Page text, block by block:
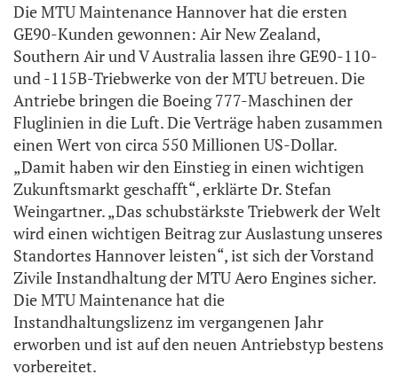
Die MTU Maintenance Hannover hat die ersten
GE90-Kunden gewonnen: Air New Zealand,
Southern Air und V Australia lassen ihre GE90-110-
und -115B-Triebwerke von der MTU betreuen. Die
Antriebe bringen die Boeing 777-Maschinen der
Fluglinien in die Luft. Die Verträge haben zusammen
einen Wert von circa 550 Millionen US-Dollar.
„Damit haben wir den Einstieg in einen wichtigen
Zukunftsmarkt geschafft“, erklärte Dr. Stefan
Weingartner. „Das schubstärkste Triebwerk der Welt
wird einen wichtigen Beitrag zur Auslastung unseres
Standortes Hannover leisten“, ist sich der Vorstand
Zivile Instandhaltung der MTU Aero Engines sicher.
Die MTU Maintenance hat die
Instandhaltungslizenz im vergangenen Jahr
erworben und ist auf den neuen Antriebstyp bestens
vorbereitet.